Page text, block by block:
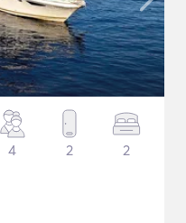
4 2 2